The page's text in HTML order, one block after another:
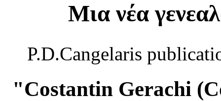
Μια νέα
P.D.Cangelaris
"Costantin Gerachi